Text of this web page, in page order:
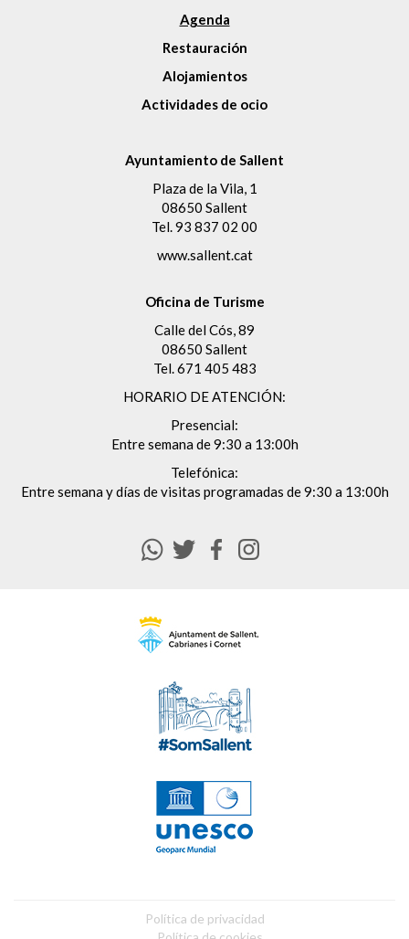
Agenda
Restauración
Alojamientos
Actividades de ocio
Ayuntamiento de Sallent
Plaza de la Vila, 1
08650 Sallent
Tel.93 837 02 00
www.sallent.cat
Oficina de Turisme
Calle del Cós, 89
08650 Sallent
Tel.671 405 483
HORARIO DE ATENCIÓN:
Presencial:
Entre semana de 9:30 a 13:00h
Telefónica:
Entre semana y días de visitas programadas de 9:30 a 13:00h
Política de privacidad